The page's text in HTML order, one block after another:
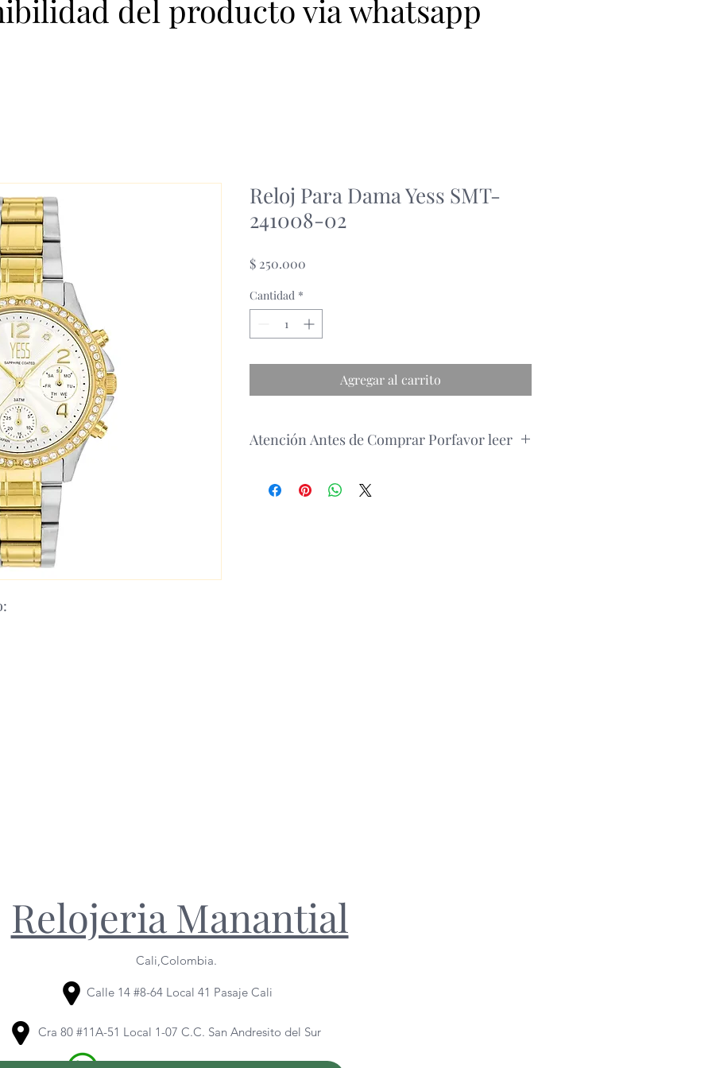
del producto via whatsapp
Reloj Para Dama Yess SMT-
241008-02
$ 250.000
Cantidad *
Agregar al carrito
Atención Antes de Comprar Porfavor leer
disponibilidad del producto via whatsapp
Relojeria Manantial
Cali,Colombia.
Calle 14 #8-64 Local 41 Pasaje Cali
Cra 80 #11A-51 Local 1-07 C.C. San Andresito del Sur